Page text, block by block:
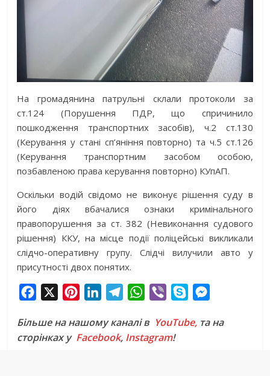
На громадянина патрульні склали протоколи за
ст.124 (Порушення ПДР, що спричинило
пошкодження транспортних засобів), ч.2 ст.130
(Керування у стані сп’яніння повторно) та ч.5 ст.126
(Керування транспортним засобом особою,
позбавленою права керування повторно) КУпАП.
Оскільки водій свідомо не виконує рішення суду в
його діях вбачалися ознаки кримінального
правопорушення за ст. 382 (Невиконання судового
рішення) ККУ, на місце події поліцейські викликали
слідчо-оперативну групу. Слідчі вилучили авто у
присутності двох понятих.
c
e
n
t
n
k
l
e
W
a
t
b
e
y
s
Більше на нашому каналі в YouTube, та на
сторінках у Facebook, Instagram!